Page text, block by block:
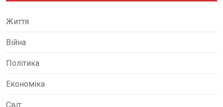
Життя
Війна
Політика
Економіка
Світ